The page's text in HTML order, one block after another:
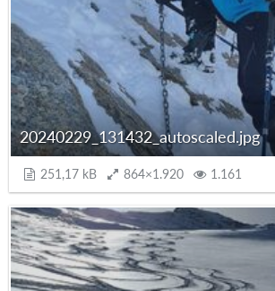
20240229_131432_autoscaled.jpg
251,17 kB 864×1.920 1.161